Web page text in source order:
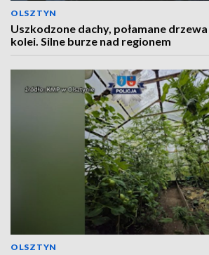
OLSZTYN
Uszkodzone dachy, połamane
kolei. Silne burze nad regionem
OLSZTYN